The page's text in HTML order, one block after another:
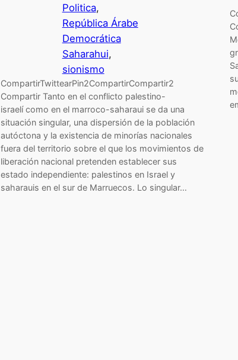
Politica
República Árabe
Democrática
Saharahui
sionismo
CompartirTwittearPin2CompartirCompartir2
Compartir Tanto en el conflicto palestino-
israelí como en el marroco-saharaui se da una
situación singular, una dispersión de la población
autóctona y la existencia de minorías nacionales
fuera del territorio sobre el que los movimientos de
liberación nacional pretenden establecer sus
estado independiente: palestinos en Israel y
saharauis en el sur de Marruecos. Lo singular…